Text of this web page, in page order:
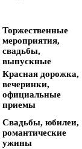
Торжественные
мероприятия,
свадьбы,
выпускные
Красная дорожка,
вечеринки,
официальные
приемы
Свадьбы, юбилеи,
романтические
ужины